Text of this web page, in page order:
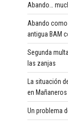
Abando…
Abando
antigua BAM
Segunda
las zanjas
La situación
en
Un problema